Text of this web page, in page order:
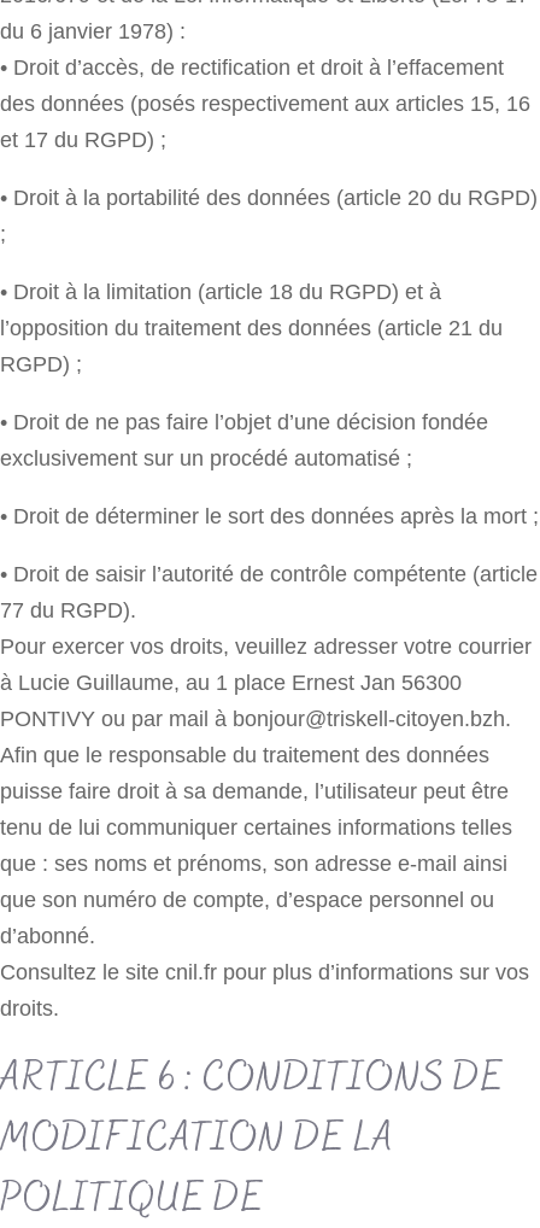
du 6 janvier 1978) :
• Droit d’accès, de rectification et droit à l’effacement
des données (posés respectivement aux articles 15, 16
et 17 du RGPD) ;
• Droit à la portabilité des données (article 20 du RGPD)
;
• Droit à la limitation (article 18 du RGPD) et à
l’opposition du traitement des données (article 21 du
RGPD) ;
• Droit de ne pas faire l’objet d’une décision fondée
exclusivement sur un procédé automatisé ;
• Droit de déterminer le sort des données après la mort ;
• Droit de saisir l’autorité de contrôle compétente (article
77 du RGPD).
Pour exercer vos droits, veuillez adresser votre courrier
à Lucie Guillaume, au 1 place Ernest Jan 56300
PONTIVY ou par mail à bonjour@triskell-citoyen.bzh.
Afin que le responsable du traitement des données
puisse faire droit à sa demande, l’utilisateur peut être
tenu de lui communiquer certaines informations telles
que : ses noms et prénoms, son adresse e-mail ainsi
que son numéro de compte, d’espace personnel ou
d’abonné.
Consultez le site cnil.fr pour plus d’informations sur vos
droits.
ARTICLE 6 : CONDITIONS DE
MODIFICATION DE LA
POLITIQUE DE